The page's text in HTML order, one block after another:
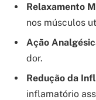
Relaxamento
nos músculos
Ação
dor.
Redução da
inflamatório